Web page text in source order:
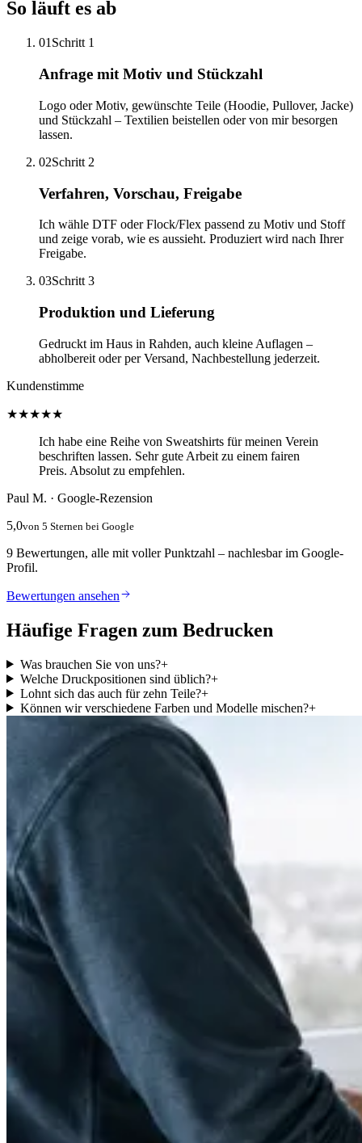
So läuft es ab
01 Schritt 1
Anfrage mit Motiv und Stückzahl
Logo oder Motiv, gewünschte Teile (Hoodie, Pullover, Jacke)
und Stückzahl – Textilien beistellen oder von mir besorgen
lassen.
02Schritt 2
Verfahren, Vorschau, Freigabe
Ich wähle DTF oder Flock/Flex passend zu Motiv und Stoff
und zeige vorab, wie es aussieht. Produziert wird nach Ihrer
Freigabe.
03Schritt 3
Produktion und Lieferung
Gedruckt im Haus in Rahden, auch kleine Auflagen –
abholbereit oder per Versand, Nachbestellung jederzeit.
Kundenstimme
★★★★★
Ich habe eine Reihe von Sweatshirts für meinen Verein
beschriften lassen. Sehr gute Arbeit zu einem fairen
Preis. Absolut zu empfehlen.
Paul M. · Google-Rezension
5,0von 5 Sternen bei Google
9 Bewertungen, alle mit voller Punktzahl – nachlesbar im Google-
Profil.
Bewertungen ansehen
Häufige Fragen zum Bedrucken
Was brauchen Sie von uns?+
Welche Druckpositionen sind üblich?+
Lohnt sich das auch für zehn Teile?+
Können wir verschiedene Farben und Modelle mischen?+